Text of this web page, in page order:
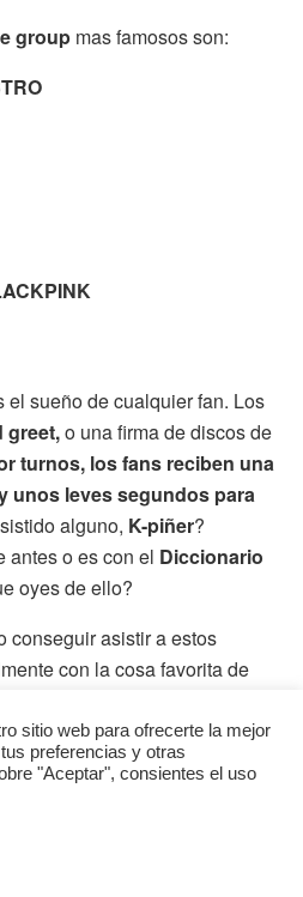
group mas famosos son:
el sueño de cualquier fan. Los
greet,o una firma de discos de
turnos, los fans reciben una
unos leves segundos para
alguno, K-piñer?
antes o es con el Diccionario
oyes de ello?
conseguir asistir a estos
con la cosa favorita de
álbumes. Y es que para entrar
debes comprar una
específico, lo que provoca
intente tener el mayor
comprando y comprando.
sitio web para ofrecerte la mejor
preferencias y otras
"Aceptar", consientes el uso